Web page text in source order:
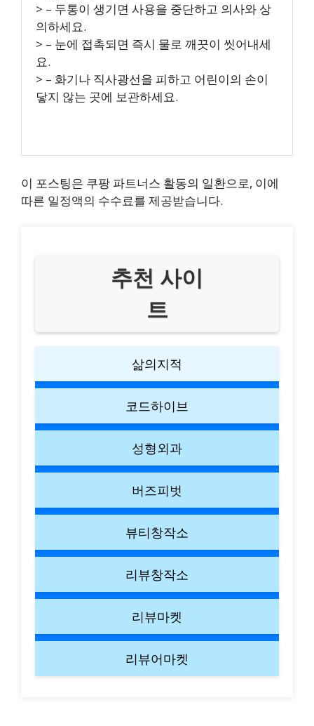
> – 두통이 생기면 사용을 중단하고 의사와 상
의하세요.
> – 눈에 접촉되면 즉시 물로 깨끗이 씻어내세
요.
> – 화기나 직사광선을 피하고 어린이의 손이
닿지 않는 곳에 보관하세요.
이 포스팅은 쿠팡 파트너스 활동의 일환으로, 이에
따른 일정액의 수수료를 제공받습니다.
추천 사이
트
삶의지적
코드하이브
성형외과
버즈피벗
뷰티창작소
리뷰창작소
리뷰마켓
리뷰어마켓